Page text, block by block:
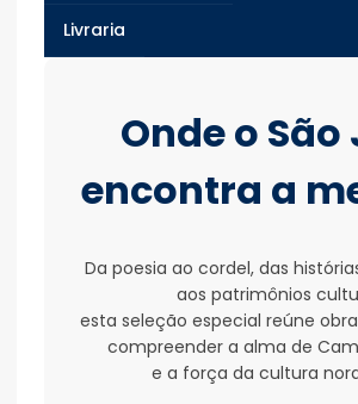
Livraria
Onde o São
encontra a
Da poesia ao cordel, das
aos patrimônios
esta seleção especial reúne
compreender a alma de
e a força da cultura